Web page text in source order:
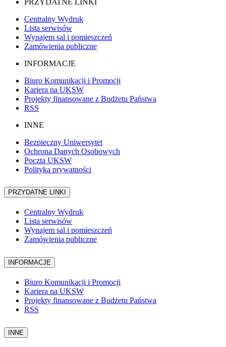
Centralny Wydruk
Lista serwisów
Wynajem sal i pomieszczeń
Zamówienia publiczne
INFORMACJE
Biuro Komunikacji i Promocji
Kariera na UKSW
Projekty finansowane z Budżetu Państwa
RSS
INNE
Bezpieczny Uniwersytet
Ochrona Danych Osobowych
Poczta UKSW
Polityka prywatności
PRZYDATNE LINKI
Centralny Wydruk
Lista serwisów
Wynajem sal i pomieszczeń
Zamówienia publiczne
INFORMACJE
Biuro Komunikacji i Promocji
Kariera na UKSW
Projekty finansowane z Budżetu Państwa
RSS
INNE